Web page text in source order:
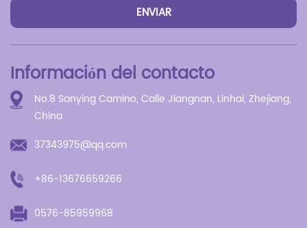
Información del contacto
No.8 Sanying Camino, Calle Jiangnan, Linhai, Zhejiang,
China
37343975@qq.com
+86-13676659266
0576-85959968